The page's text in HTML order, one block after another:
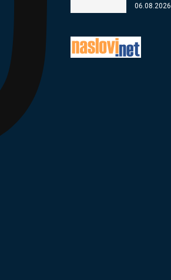
06.08.2026